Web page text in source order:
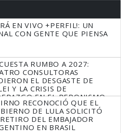
EN VIVO +PERFIL!: UN
CON GENTE QUE PIENSA
RUMBO A 2027:
CONSULTORAS
EL DESGASTE DE
Y LA CRISIS DE
EN EL PERONISMO
RECONOCIÓ QUE EL
DE LULA SOLICITÓ
DEL EMBAJADOR
EN BRASIL